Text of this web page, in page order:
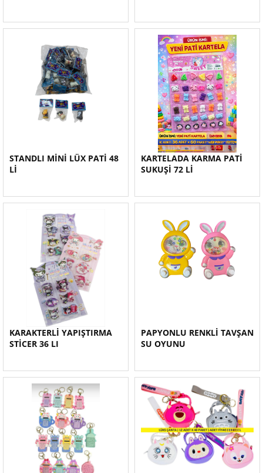
STANDLI MİNİ LÜX PATİ 48
Lİ
KARTELADA KARMA PATİ
SUKUŞİ 72 Lİ
KARAKTERLİ YAPIŞTIRMA
STİCER 36 LI
PAPYONLU RENKLİ TAVŞAN
SU OYUNU